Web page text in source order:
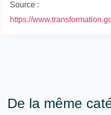
Source :
https://
De la même